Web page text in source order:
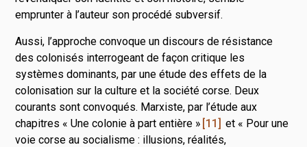
emprunter à l’auteur son procédé subversif.
Aussi, l’approche convoque un discours de résistance
des colonisés interrogeant de façon critique les
systèmes dominants, par une étude des effets de la
colonisation sur la culture et la société corse. Deux
courants sont convoqués. Marxiste, par l’étude aux
chapitres « Une colonie à part entière » 11 et « Pour une
voie corse au socialisme : illusions, réalités,